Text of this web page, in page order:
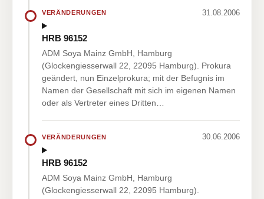
VERÄNDERUNGEN 31.08.2006
HRB 96152
ADM Soya Mainz GmbH, Hamburg
(Glockengiesserwall 22, 22095 Hamburg). Prokura
geändert, nun Einzelprokura; mit der Befugnis im
Namen der Gesellschaft mit sich im eigenen Namen
oder als Vertreter eines Dritten…
VERÄNDERUNGEN 30.06.2006
HRB 96152
ADM Soya Mainz GmbH, Hamburg
(Glockengiesserwall 22, 22095 Hamburg).